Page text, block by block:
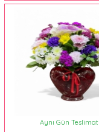
Aynı Gün Teslimat